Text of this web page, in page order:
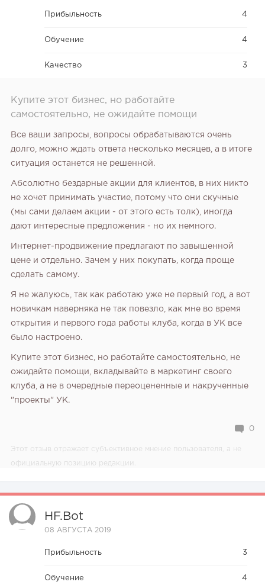
Прибыльность 4
Обучение 4
Качество 3
Купите этот бизнес, но работайте
самостоятельно, не ожидайте помощи
Все ваши запросы, вопросы обрабатываются очень
долго, можно ждать ответа несколько месяцев, а в итоге
ситуация останется не решенной.
Абсолютно бездарные акции для клиентов, в них никто
не хочет принимать участие, потому что они скучные
(мы сами делаем акции - от этого есть толк), иногда
дают интересные предложения - но их немного.
Интернет-продвижение предлагают по завышенной
цене и отдельно. Зачем у них покупать, когда проще
сделать самому.
Я не жалуюсь, так как работаю уже не первый год, а вот
новичкам наверняка не так повезло, как мне во время
открытия и первого года работы клуба, когда в УК все
было настроено.
Купите этот бизнес, но работайте самостоятельно, не
ожидайте помощи, вкладывайте в маркетинг своего
клуба, а не в очередные переоцененные и накрученные
"проекты" УК.
0
Этот отзыв отражает субъективное мнение пользователя, а не
официальную позицию редакции.
HF.bot
08 АВГУСТА 2019
Прибыльность 3
Обучение 4